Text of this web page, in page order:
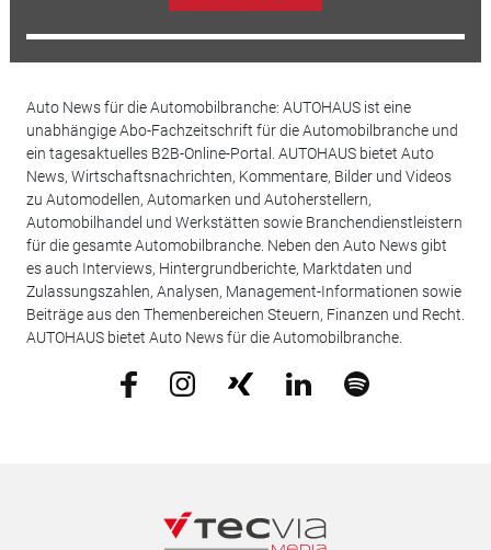
Auto News für die Automobilbranche: AUTOHAUS ist eine
unabhängige Abo-Fachzeitschrift für die Automobilbranche und
ein tagesaktuelles B2B-Online-Portal. AUTOHAUS bietet Auto
News, Wirtschaftsnachrichten, Kommentare, Bilder und Videos
zu Automodellen, Automarken und Autoherstellern,
Automobilhandel und Werkstätten sowie Branchendienstleistern
für die gesamte Automobilbranche. Neben den Auto News gibt
es auch Interviews, Hintergrundberichte, Marktdaten und
Zulassungszahlen, Analysen, Management-Informationen sowie
Beiträge aus den Themenbereichen Steuern, Finanzen und Recht.
AUTOHAUS bietet Auto News für die Automobilbranche.